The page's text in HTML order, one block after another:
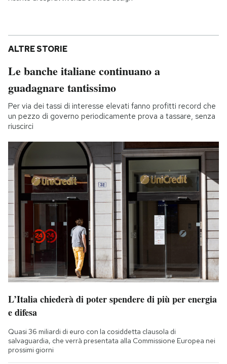
ALTRE STORIE
Le banche italiane continuano a
guadagnare tantissimo
Per via dei tassi di interesse elevati fanno profitti record che
un pezzo di governo periodicamente prova a tassare, senza
riuscirci
L’Italia chiederà di poter spendere di più per energia
e difesa
Quasi 36 miliardi di euro con la cosiddetta clausola di
salvaguardia, che verrà presentata alla Commissione Europea nei
prossimi giorni